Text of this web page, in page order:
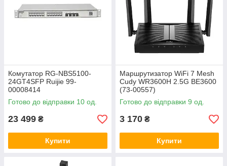
Комутатор RG-NBS5100-
24GT4SFP Ruijie 99-
00008414
Готово до відправки 10 од.
23 499 ₴
Купити
Маршрутизатор WiFi 7 Mesh
Cudy WR3600H 2.5G BE3600
(73-00557)
Готово до відправки 9 од.
3 170 ₴
Купити